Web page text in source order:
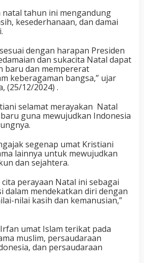
tahun ini mengandung
kesederhanaan, dan damai
dengan harapan Presiden
dan sukacita Natal dapat
baru dan mempererat
keberagaman bangsa,” ujar
(25/12/2024) .
selamat merayakan Natal
guna mewujudkan Indonesia
segenap umat Kristiani
lainnya untuk mewujudkan
dan sejahtera.
perayaan Natal ini sebagai
dalam mendekatkan diri dengan
nilai kasih dan kemanusian,”
umat Islam terikat pada
muslim, persaudaraan
dan persaudaraan